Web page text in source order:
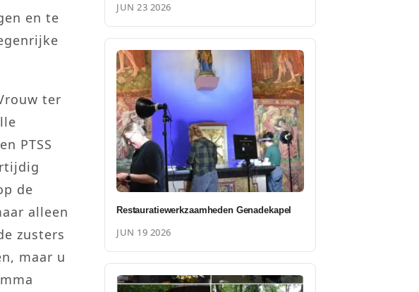
en te
ter
PTSS
de
alleen
zusters
maar u
JUN 23 2026
Restauratiewerkzaamheden Genadekapel
JUN 19 2026